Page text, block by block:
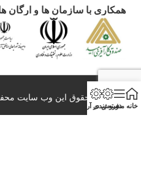
همکاری با سازمان ها و ارگان
کلیه حقوق این وب سایت
خانه منو
دسته بندی
فروش در آرکارنو